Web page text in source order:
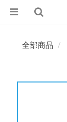
全部商品